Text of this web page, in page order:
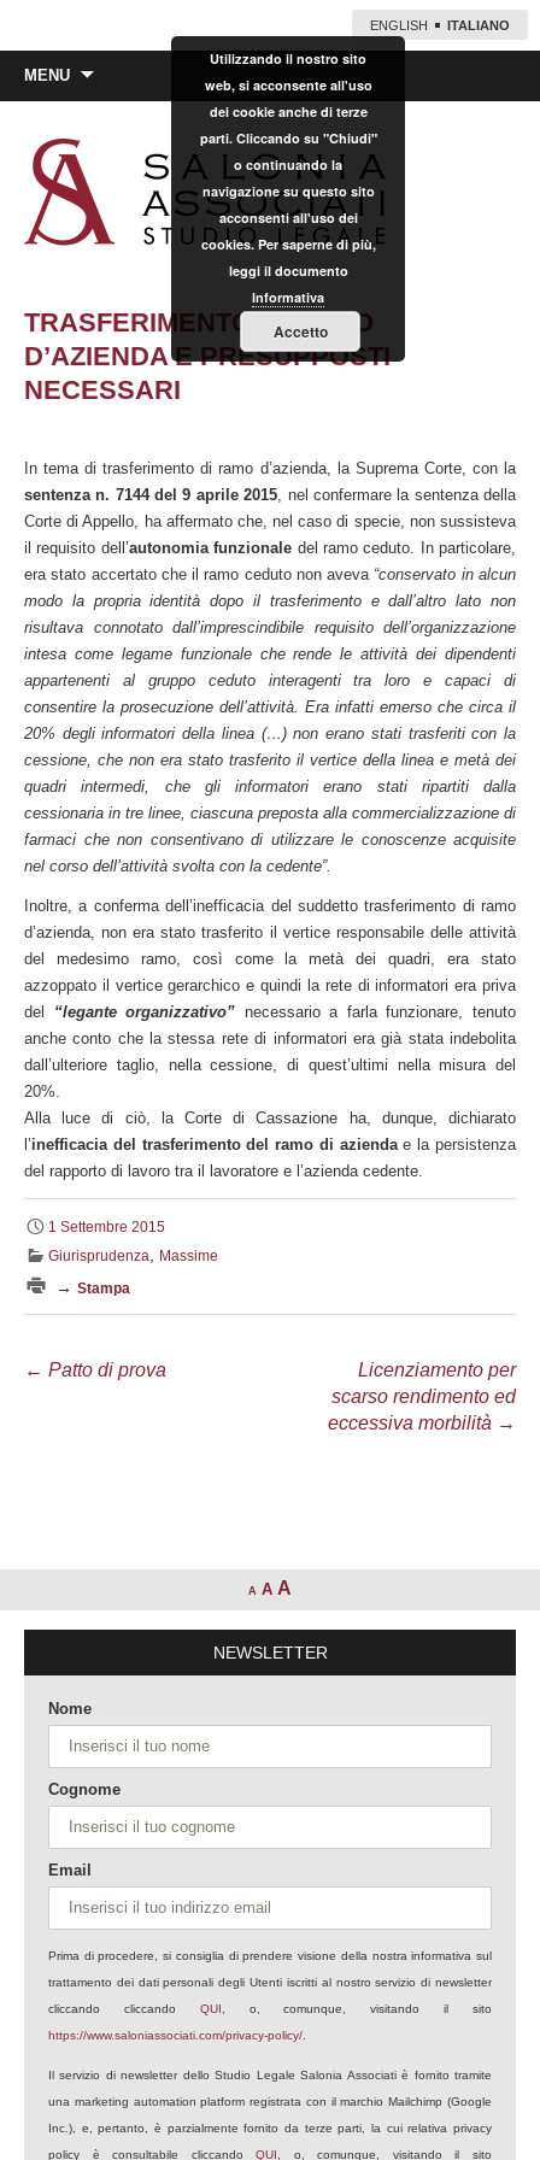
ENGLISH ITALIANO
MENU
TRASFERIMENTO DI RAMO
D’AZIENDA E PRESUPPOSTI
NECESSARI
In tema di trasferimento di ramo d’azienda, la Suprema Corte, con la
sentenza n. 7144 del 9 aprile 2015, nel confermare la sentenza della
Corte di Appello, ha affermato che, nel caso di specie, non sussisteva
il requisito dell’autonomia funzionale del ramo ceduto. In particolare,
era stato accertato che il ramo ceduto non aveva “conservato in alcun
modo la propria identità dopo il trasferimento e dall’altro lato non
risultava connotato dall’imprescindibile requisito dell’organizzazione
intesa come legame funzionale che rende le attività dei dipendenti
appartenenti al gruppo ceduto interagenti tra loro e capaci di
consentire la prosecuzione dell’attività. Era infatti emerso che circa il
20% degli informatori della linea (…) non erano stati trasferiti con la
cessione, che non era stato trasferito il vertice della linea e metà dei
quadri intermedi, che gli informatori erano stati ripartiti dalla
cessionaria in tre linee, ciascuna preposta alla commercializzazione di
farmaci che non consentivano di utilizzare le conoscenze acquisite
nel corso dell’attività svolta con la cedente”.
Inoltre, a conferma dell’inefficacia del suddetto trasferimento di ramo
d’azienda, non era stato trasferito il vertice responsabile delle attività
del medesimo ramo, così come la metà dei quadri, era stato
azzoppato il vertice gerarchico e quindi la rete di informatori era priva
del “legante organizzativo” necessario a farla funzionare, tenuto
anche conto che la stessa rete di informatori era già stata indebolita
dall’ulteriore taglio, nella cessione, di quest’ultimi nella misura del
20%.
Alla luce di ciò, la Corte di Cassazione ha, dunque, dichiarato
l’inefficacia del trasferimento del ramo di aziendae la persistenza
del rapporto di lavoro tra il lavoratore e l’azienda cedente.
1 Settembre 2015
Giurisprudenza
Massime
→ Stampa
Navigazione
← Patto di prova
Licenziamento per
scarso rendimento ed
eccessiva morbilità →
A A A
NEWSLETTER
Nome
Cognome
Email
Prima di procedere, si consiglia di prendere visione della nostra informativa sul
trattamento dei dati personali degli Utenti iscritti al nostro servizio di newsletter
cliccando cliccando QUI , o, comunque, visitando il sito
https://www.saloniassociati.com/privacy-policy/
Il servizio di newsletter dello Studio Legale Salonia Associati è fornito tramite
una marketing automation platform registrata con il marchio Mailchimp (Google
Inc.), e, pertanto, è parzialmente fornito da terze parti, la cui relativa privacy
policy è consultabile cliccandoQUI , o, comunque, visitando il sito
Utilizzando il nostro sito
web, si acconsente all'uso
dei cookie anche di terze
parti. Cliccando su "Chiudi"
o continuando la
navigazione su questo sito
acconsenti all'uso dei
cookies. Per saperne di più,
leggi il documento
Informativa
Accetto